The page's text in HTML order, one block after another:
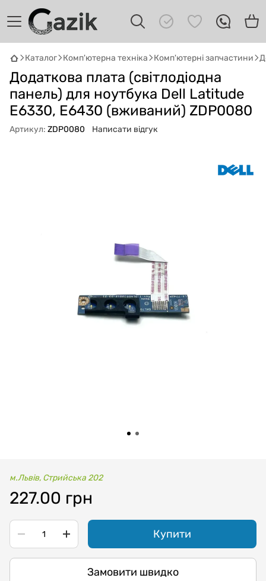
Каталог Комп'ютерна техніка Комп'ютерні запчастини
Додаткова плата (cвітлодіодна
панель) для ноутбука Dell Latitude
E6330, E6430 (вживаний) ZDP0080
Артикул: ZDP0080 Написати відгук
м.Львів, Стрийська 202
227.00 грн
Купити
Замовити швидко
Онлайн · пошук техніки
Привіт! 👋 Я Gazik AI — допоможу
підібрати вживану комп'ютерну техніку.
Що шукаєш?